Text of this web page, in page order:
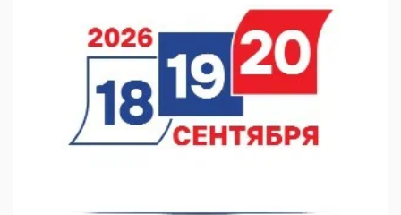
07.08.2026 12:04
В Нижегородской области созданы четыре ММЦ
07.08.2026 11:46